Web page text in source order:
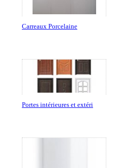
Carreaux Porcelaine
Portes intérieures et extéri